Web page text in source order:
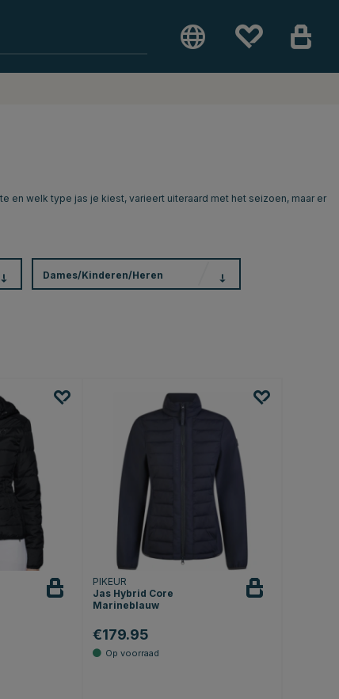
en welk type jas je kiest, varieert uiteraard met het seizoen, maar er
Dames/Kinderen/Heren
PIKEUR
Jas Hybrid Core
Marineblauw
€179.95